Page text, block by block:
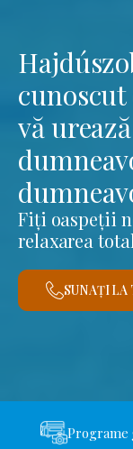
vă
Fiți oaspeții
relaxarea
SUNAȚI
Programe